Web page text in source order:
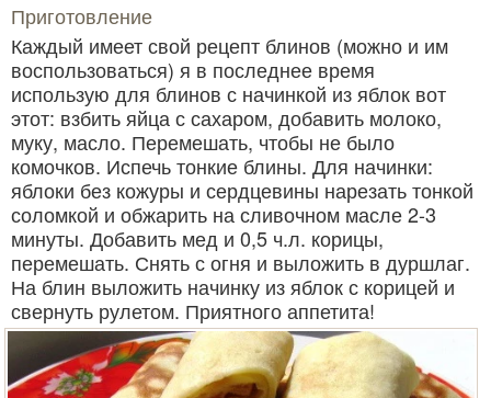
Приготовление
Каждый имеет свой рецепт блинов (можно и им
воспользоваться) я в последнее время
использую для блинов с начинкой из яблок вот
этот: взбить яйца с сахаром, добавить молоко,
муку, масло. Перемешать, чтобы не было
комочков. Испечь тонкие блины. Для начинки:
яблоки без кожуры и сердцевины нарезать тонкой
соломкой и обжарить на сливочном масле 2-3
минуты. Добавить мед и 0,5 ч.л. корицы,
перемешать. Снять с огня и выложить в дуршлаг.
На блин выложить начинку из яблок с корицей и
свернуть рулетом. Приятного аппетита!